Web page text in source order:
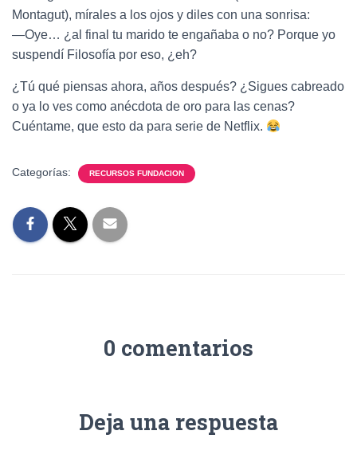
Montagut), mírales a los ojos y diles con una sonrisa:
—Oye… ¿al final tu marido te engañaba o no? Porque yo
suspendí Filosofía por eso, ¿eh?
¿Tú qué piensas ahora, años después? ¿Sigues cabreado
o ya lo ves como anécdota de oro para las cenas?
Cuéntame, que esto da para serie de Netflix.
Categorías: RECURSOS FUNDACION
0 comentarios
Deja una respuesta